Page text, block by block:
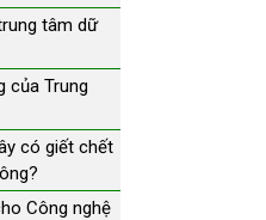
tâm dữ
của Trung
có giết chết
Công nghệ